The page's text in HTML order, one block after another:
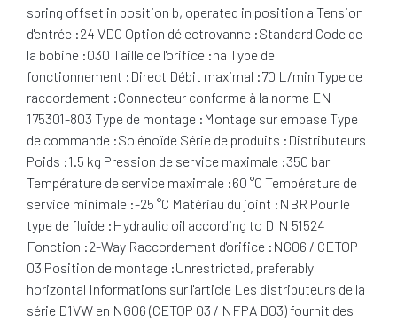
spring offset in position b, operated in position a Tension
d'entrée :24 VDC Option d'électrovanne :Standard Code de
la bobine :030 Taille de l'orifice :na Type de
fonctionnement :Direct Débit maximal :70 L/min Type de
raccordement :Connecteur conforme à la norme EN
175301-803 Type de montage :Montage sur embase Type
de commande :Solénoïde Série de produits :Distributeurs
Poids :1.5 kg Pression de service maximale :350 bar
Température de service maximale :60 °C Température de
service minimale :-25 °C Matériau du joint :NBR Pour le
type de fluide :Hydraulic oil according to DIN 51524
Fonction :2-Way Raccordement d'orifice :NG06 / CETOP
03 Position de montage :Unrestricted, preferably
horizontal Informations sur l'article Les distributeurs de la
série D1VW en NG06 (CETOP 03 / NFPA D03) fournit des